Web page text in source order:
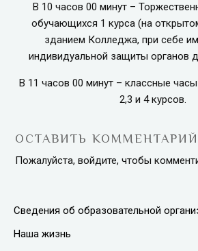
В 10 часов 00 минут –
обучающихся 1 курса (на
зданием Колледжа, при себе
индивидуальной защиты органов
В 11 часов 00 минут – классные
2,3 и 4 курсов.
ОСТАВИТЬ КОММЕНТАРИЙ
Пожалуйста, войдите, чтобы
Сведения об образовательной
Наша жизнь